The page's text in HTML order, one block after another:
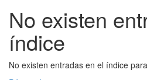
No existen
índice
No existen entradas en el índice